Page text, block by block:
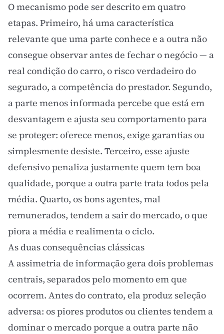
O mecanismo pode ser descrito em quatro
etapas. Primeiro, há uma característica
relevante que uma parte conhece e a outra não
consegue observar antes de fechar o negócio — a
real condição do carro, o risco verdadeiro do
segurado, a competência do prestador. Segundo,
a parte menos informada percebe que está em
desvantagem e ajusta seu comportamento para
se proteger: oferece menos, exige garantias ou
simplesmente desiste. Terceiro, esse ajuste
defensivo penaliza justamente quem tem boa
qualidade, porque a outra parte trata todos pela
média. Quarto, os bons agentes, mal
remunerados, tendem a sair do mercado, o que
piora a média e realimenta o ciclo.
As duas consequências clássicas
A assimetria de informação gera dois problemas
centrais, separados pelo momento em que
ocorrem. Antes do contrato, ela produz seleção
adversa: os piores produtos ou clientes tendem a
dominar o mercado porque a outra parte não